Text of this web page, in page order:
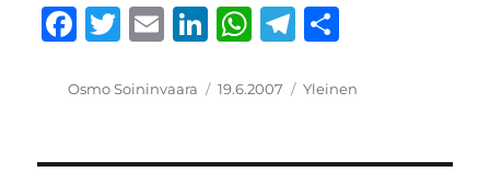
F
c
b
T
it
r
E
ai
Li
k
d
W
at
A
T
e
r
a
Kirjoittaja
Osmo Soininvaara Julkaistu
19.6.2007 Kategoriat
Yleinen